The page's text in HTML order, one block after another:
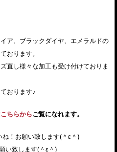
ア、ブラックダイヤ、エメラルドの
おります。
直し様々な加工も受け付けておりま
おります♪
ちらからご覧になれます。
お願い致します(＾ε＾)
い致します(＾ε＾)